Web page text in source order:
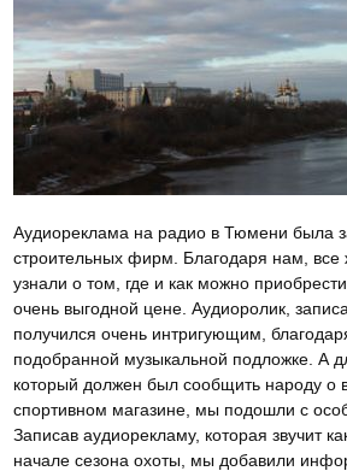
Аудиореклама на радио в Тюмени была
строительных фирм. Благодаря нам,
узнали о том, где и как можно
очень выгодной цене. Аудиоролик,
получился очень интригующим,
подобранной музыкальной подложке. А
который должен был сообщить народу о
спортивном магазине, мы подошли с
Записав аудиорекламу, которая звучит
начале сезона охоты, мы добавили